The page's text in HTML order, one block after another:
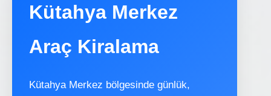
Kütahya Merkez
Araç Kiralama
Kütahya Merkez bölgesinde günlük,